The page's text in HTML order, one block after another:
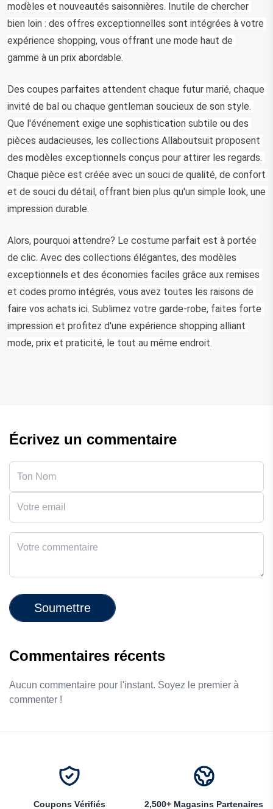
modèles et nouveautés saisonnières. Inutile de chercher
bien loin : des offres exceptionnelles sont intégrées à votre
expérience shopping, vous offrant une mode haut de
gamme à un prix abordable.
Des coupes parfaites attendent chaque futur marié, chaque
invité de bal ou chaque gentleman soucieux de son style.
Que l'événement exige une sophistication subtile ou des
pièces audacieuses, les collections Allaboutsuit proposent
des modèles exceptionnels conçus pour attirer les regards.
Chaque pièce est créée avec un souci de qualité, de confort
et de souci du détail, offrant bien plus qu'un simple look, une
impression durable.
Alors, pourquoi attendre? Le costume parfait est à portée
de clic. Avec des collections élégantes, des modèles
exceptionnels et des économies faciles grâce aux remises
et codes promo intégrés, vous avez toutes les raisons de
faire vos achats ici. Sublimez votre garde-robe, faites forte
impression et profitez d'une expérience shopping alliant
mode, prix et praticité, le tout au même endroit.
Écrivez un commentaire
Soumettre
Commentaires récents
Aucun commentaire pour l'instant. Soyez le premier à
commenter !
Coupons Vérifiés 2,500+ Magasins Partenaires